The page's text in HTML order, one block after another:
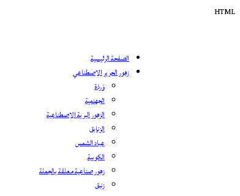
HTML
الصفحة الرئيسية
زهور الحرير الاصطناعي
وَردَة
الجهنمية
الزهور البرية الاصطناعية
الزنابق
عباد الشمس
الكوبية
زهور صناعية معلقة بالجملة
زنبق